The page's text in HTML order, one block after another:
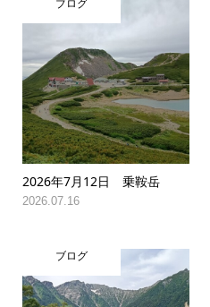
2026年7月12日 乗鞍岳
2026.07.16